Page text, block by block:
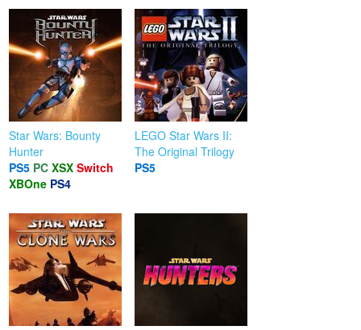
Star Wars: Bounty
Hunter
PS5 PC XSX Switch
XBOne PS4
LEGO Star Wars II:
The Original Trilogy
PS5